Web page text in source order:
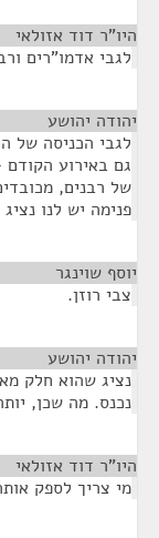
היו"ר דוד אזולאי
לגבי אדמו"רים
יהודה יהושע
לגבי הכניסה של
גם באירוע
של רבנים,
פנימה יש לנו
יוסף שוינגר
צבי רוזן.
יהודה יהושע
נציג שהוא חלק
נכנס. מה שכן,
היו"ר דוד אזולאי
מי צריך לספק